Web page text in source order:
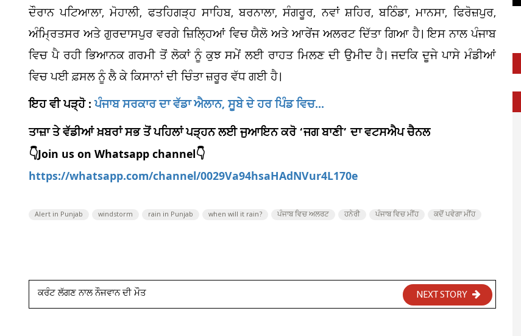
ਦੌਰਾਨ ਪਟਿਆਲਾ, ਮੋਹਾਲੀ, ਫਤਹਿਗੜ੍ਹ ਸਾਹਿਬ, ਬਰਨਾਲਾ, ਸੰਗਰੂਰ, ਨਵਾਂ ਸ਼ਹਿਰ, ਬਠਿੰਡਾ, ਮਾਨਸਾ, ਫਿਰੋਜ਼ਪੁਰ,
ਅੰਮ੍ਰਿਤਸਰ ਅਤੇ ਗੁਰਦਾਸਪੁਰ ਵਰਗੇ ਜ਼ਿਲ੍ਹਿਆਂ ਵਿਚ ਯੈਲੋ ਅਤੇ ਆਰੇਂਜ ਅਲਰਟ ਦਿੱਤਾ ਗਿਆ ਹੈ। ਇਸ ਨਾਲ ਪੰਜਾਬ
ਵਿਚ ਪੈ ਰਹੀ ਭਿਆਨਕ ਗਰਮੀ ਤੋਂ ਲੋਕਾਂ ਨੂੰ ਕੁਝ ਸਮੇਂ ਲਈ ਰਾਹਤ ਮਿਲਣ ਦੀ ਉਮੀਦ ਹੈ। ਜਦਕਿ ਦੂਜੇ ਪਾਸੇ ਮੰਡੀਆਂ
ਵਿਚ ਪਈ ਫ਼ਸਲ ਨੂੰ ਲੈ ਕੇ ਕਿਸਾਨਾਂ ਦੀ ਚਿੰਤਾ ਜ਼ਰੂਰ ਵੱਧ ਗਈ ਹੈ।
ਇਹ ਵੀ ਪੜ੍ਹੋ :ਪੰਜਾਬ ਸਰਕਾਰ ਦਾ ਵੱਡਾ ਐਲਾਨ, ਸੂਬੇ ਦੇ ਹਰ ਪਿੰਡ ਵਿਚ...
ਤਾਜ਼ਾ ਤੇ ਵੱਡੀਆਂ ਖ਼ਬਰਾਂ ਸਭ ਤੋਂ ਪਹਿਲਾਂ ਪੜ੍ਹਨ ਲਈ ਜੁਆਇਨ ਕਰੋ ‘ਜਗ ਬਾਣੀ’ ਦਾ ਵਟਸਐਪ ਚੈਨਲ
👇Join us on Whatsapp channel👇
https://whatsapp.com/channel/0029Va94hsaHAdNVur4L170e
Alert in Punjab windstorm rain in Punjab when will it rain? ਪੰਜਾਬ ਵਿਚ ਅਲਰਟ ਹਨੇਰੀ ਪੰਜਾਬ ਵਿਚ ਮੀਂਹ ਕਦੋਂ ਪਵੇਗਾ ਮੀਂਹ
ਕਰੰਟ ਲੱਗਣ ਨਾਲ ਨੌਜਵਾਨ ਦੀ ਮੌਤ NEXT STORY